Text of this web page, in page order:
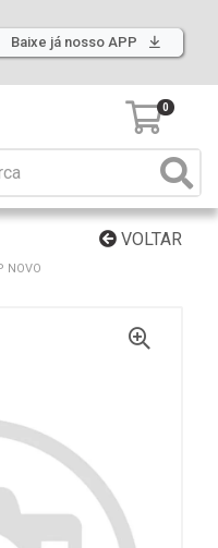
Baixe já nosso APP
0
VOLTAR
NOVO